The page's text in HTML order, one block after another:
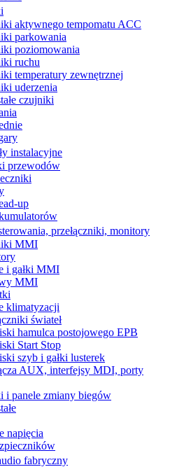
aktywnego tempomatu ACC
parkowania
poziomowania
ruchu
temperatury zewnętrznej
uderzenia
czujniki
instalacyjne
przewodów
up
przełączniki, monitory
MMI
i gałki MMI
MMI
klimatyzacji
świateł
hamulca postojowego EPB
Start Stop
szyb i gałki lusterek
AUX, interfejsy MDI, porty
i panele zmiany biegów
napięcia
fabryczny